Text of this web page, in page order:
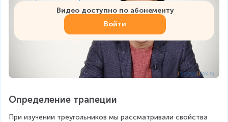
Видео доступно по абонементу
Войти
Определение трапеции
При изучении треугольников мы рассматривали свойства